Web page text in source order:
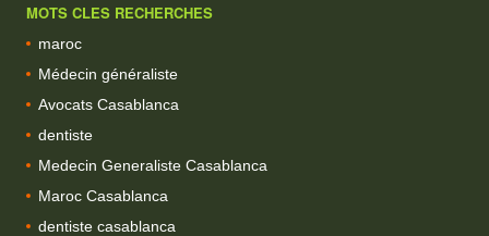
MOTS CLES RECHERCHES
maroc
Médecin généraliste
Avocats Casablanca
dentiste
Medecin Generaliste Casablanca
Maroc Casablanca
dentiste casablanca